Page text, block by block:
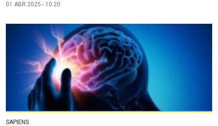
01 ABR 2025 - 10:20
SAPIENS